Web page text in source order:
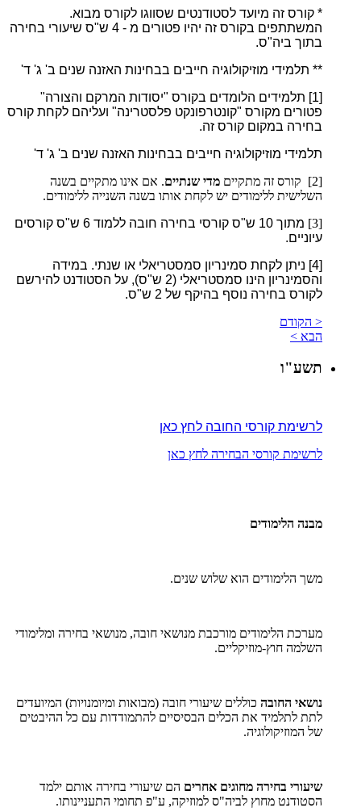
* קורס זה מיועד לסטודנטים שסווגו לקורס מבוא.
המשתתפים בקורס זה יהיו פטורים מ - 4 ש"ס שיעורי בחירה
בתוך ביה"ס.
** תלמידי מוזיקולוגיה חייבים בבחינות האזנה שנים ב' ג' ד'
[1]
תלמידים הלומדים בקורס "יסודות המרקם והצורה"
פטורים מקורס "קונטרפונקט פלסטרינה" ועליהם לקחת קורס
בחירה במקום קורס זה.
תלמידי מוזיקולוגיה חייבים בבחינות האזנה שנים ב' ג' ד'
[2] קורס זה מתקיים
מדי שנתיים. אם אינו מתקיים בשנה
השלישית ללימודים יש לקחת אותו בשנה השנייה ללימודים.
[3]
מתוך 10 ש"ס קורסי בחירה חובה ללמוד 6 ש"ס קורסים
עיוניים.
[4]
ניתן לקחת סמינריון סמסטריאלי או שנתי. במידה
והסמינריון הינו סמסטריאלי (2 ש"ס), על הסטודנט להירשם
לקורס בחירה נוסף בהיקף של 2 ש"ס.
< הקודם
הבא >
תשע"ו
לרשימת קורסי החובה לחץ כאן
לרשימת קורסי הבחירה לחץ כאן
מבנה הלימודים
משך הלימודים הוא שלוש שנים.
מערכת הלימודים מורכבת מנושאי חובה, מנושאי בחירה ומלימודי
השלמה חוץ-מוזיקליים.
נושאי החובה כוללים שיעורי חובה (מבואות ומיומנויות) המיועדים
לתת לתלמיד את הכלים הבסיסיים להתמודדות עם כל ההיבטים
של המוזיקולוגיה.
שיעורי בחירה מחוגים אחרים הם שיעורי בחירה אותם ילמד
הסטודנט מחוץ לביה"ס למוזיקה, ע"פ תחומי התעניינותו.